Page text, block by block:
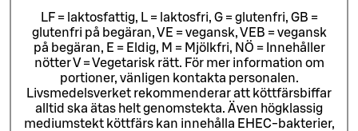
LF = laktosfattig, L = laktosfri, G = glutenfri, GB =
glutenfri på begäran, VE = vegansk, VEB = vegansk
på begäran, E = Eldig, M = Mjölkfri, NÖ = Innehåller
nötter V = Vegetarisk rätt. För mer information om
portioner, vänligen kontakta personalen.
Livsmedelsverket rekommenderar att köttfärsbiffar
alltid ska ätas helt genomstekta. Även högklassig
mediumstekt köttfärs kan innehålla EHEC-bakterier,